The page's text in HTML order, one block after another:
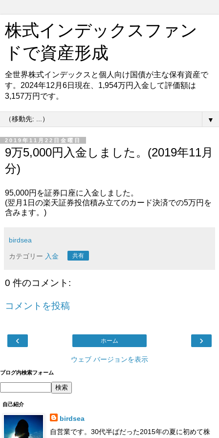
株式インデックスファン
ドで資産形成
全世界株式インデックスと個人向け国債が主な保有資産で
す。2024年12月6日現在、1,954万円入金して評価額は
3,157万円です。
▼
2019年11月22日金曜日
9万5,000円入金しました。(2019年11月
分)
95,000円を証券口座に入金しました。
(翌月1日の楽天証券投信積み立てのカード決済での5万円を
含みます。)
birdsea
カテゴリー 入金 共有
0 件のコメント:
コメントを投稿
‹ ›
ホーム
ウェブ バージョンを表示
ブログ内検索フォーム
自己紹介
birdsea
自営業です。30代半ばだった2015年の夏に初めて株